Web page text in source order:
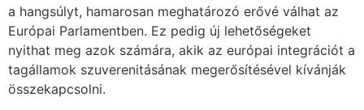
a hangsúlyt, hamarosan meghatározó erővé válhat az
Európai Parlamentben. Ez pedig új lehetőségeket
nyithat meg azok számára, akik az európai integrációt a
tagállamok szuverenitásának megerősítésével kívánják
összekapcsolni.